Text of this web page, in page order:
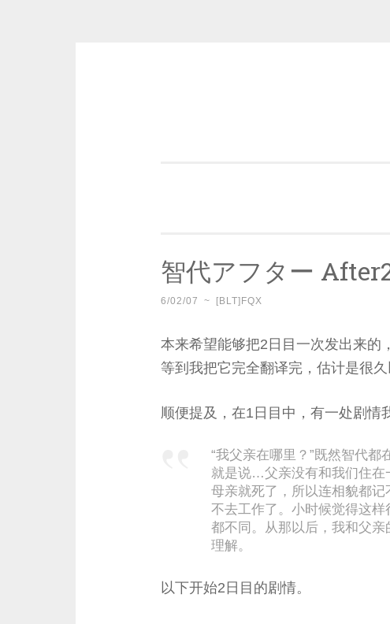
智代アフター
6/02/07 ~ [BLT]FQX
本来希望能够把2日目一次发出来的
等到我把它完全翻译完，估计是很
顺便提及，在1日目中，有一处剧情
“我父亲在哪里？”既然智代
就是说…父亲没有和我们住在
母亲就死了，所以连相貌都
不去工作了。小时候觉得这
都不同。从那以后，我和父
理解。
以下开始2日目的剧情。